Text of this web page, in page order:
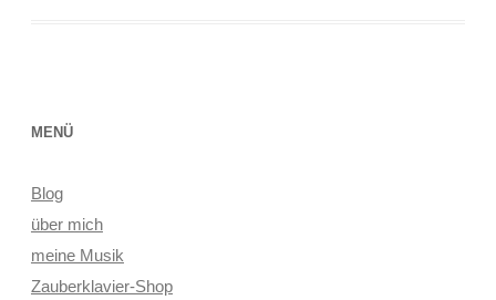
MENÜ
Blog
über mich
meine Musik
Zauberklavier-Shop